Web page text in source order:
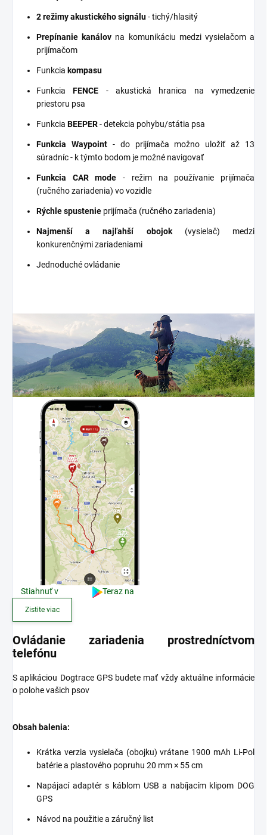
2 režimy akustického signálu- tichý/hlasitý
Prepínanie kanálov na komunikáciu medzi vysielačom a
prijímačom
Funkcia kompasu
Funkcia FENCE
- akustická hranica na vymedzenie
priestoru psa
Funkcia BEEPER- detekcia pohybu/státia psa
Funkcia Waypoint - do prijímača možno uložiť až 13
súradníc - k týmto bodom je možné navigovať
Funkcia CAR mode
- režim na používanie prijímača
(ručného zariadenia) vo vozidle
Rýchle spustenie prijímača (ručného zariadenia)
Najmenší a najľahší obojok
(vysielač) medzi
konkurenčnými zariadeniami
Jednoduché ovládanie
Stiahnuť v Teraz na
Zistite viac
Ovládanie zariadenia prostredníctvom
telefónu
S aplikáciou Dogtrace GPS budete mať vždy aktuálne informácie
o polohe vašich psov
Obsah balenia:
Krátka verzia vysielača (obojku) vrátane 1900 mAh Li-Pol
batérie a plastového popruhu 20 mm × 55 cm
Napájací adaptér s káblom USB a nabíjacím klipom DOG
GPS
Návod na použitie a záručný list